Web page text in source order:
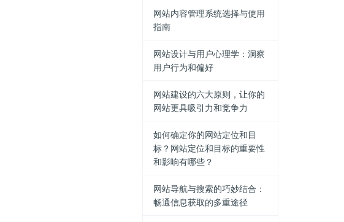
网站内容管理系统选择与使用
指南
网站设计与用户心理学：洞察
用户行为和偏好
网站建设的六大原则，让你的
网站更具吸引力和竞争力
如何确定你的网站定位和目
标？网站定位和目标的重要性
和影响有哪些？
网站导航与搜索的巧妙结合：
畅通信息获取的多重途径